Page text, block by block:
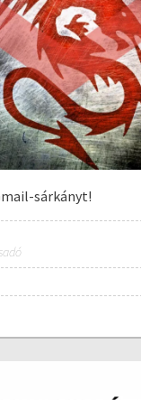
sárkányt!